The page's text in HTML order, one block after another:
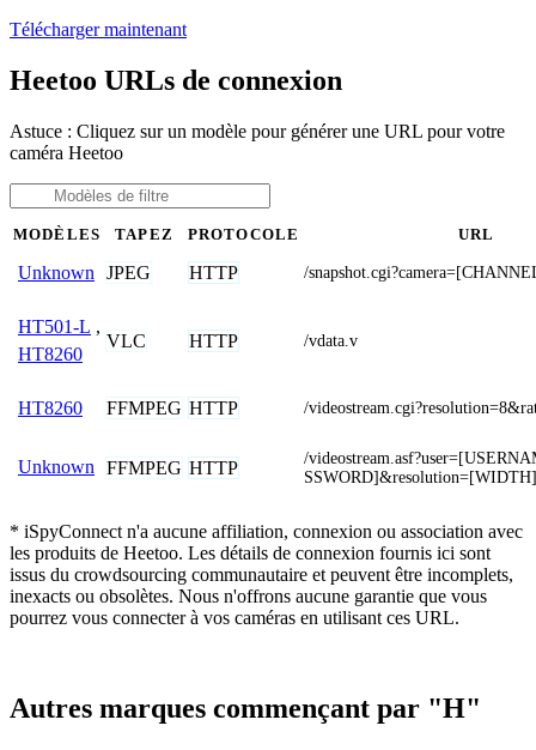
Télécharger maintenant
Heetoo URLs de connexion
Astuce : Cliquez sur un modèle pour générer une URL pour votre
caméra Heetoo
MODÈLES TAPEZ PROTOCOLE URL
Unknown JPEG HTTP /
HT501-L ,
HT8260
VLC HTTP /vdata.v
HT8260 FFMPEG HTTP /
Unknown FFMPEG HTTP
/
* iSpyConnect n'a aucune affiliation, connexion ou association avec
les produits de Heetoo. Les détails de connexion fournis ici sont
issus du crowdsourcing communautaire et peuvent être incomplets,
inexacts ou obsolètes. Nous n'offrons aucune garantie que vous
pourrez vous connecter à vos caméras en utilisant ces URL.
Autres marques commençant par "H"